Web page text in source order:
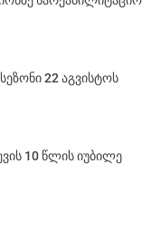
22 აგვისტოს
10 წლის იუბილე